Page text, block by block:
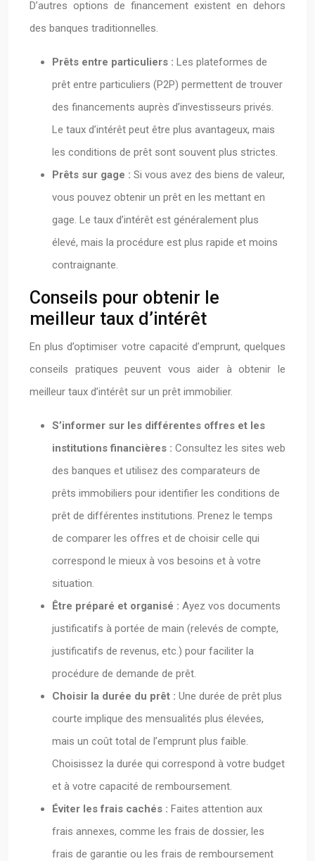
D’autres options de financement existent en dehors
des banques traditionnelles.
Prêts entre particuliers : Les plateformes de
prêt entre particuliers (P2P) permettent de trouver
des financements auprès d’investisseurs privés.
Le taux d’intérêt peut être plus avantageux, mais
les conditions de prêt sont souvent plus strictes.
Prêts sur gage : Si vous avez des biens de valeur,
vous pouvez obtenir un prêt en les mettant en
gage. Le taux d’intérêt est généralement plus
élevé, mais la procédure est plus rapide et moins
contraignante.
Conseils pour obtenir le
meilleur taux d’intérêt
En plus d’optimiser votre capacité d’emprunt, quelques
conseils pratiques peuvent vous aider à obtenir le
meilleur taux d’intérêt sur un prêt immobilier.
S’informer sur les différentes offres et les
institutions financières : Consultez les sites web
des banques et utilisez des comparateurs de
prêts immobiliers pour identifier les conditions de
prêt de différentes institutions. Prenez le temps
de comparer les offres et de choisir celle qui
correspond le mieux à vos besoins et à votre
situation.
Être préparé et organisé : Ayez vos documents
justificatifs à portée de main (relevés de compte,
justificatifs de revenus, etc.) pour faciliter la
procédure de demande de prêt.
Choisir la durée du prêt : Une durée de prêt plus
courte implique des mensualités plus élevées,
mais un coût total de l’emprunt plus faible.
Choisissez la durée qui correspond à votre budget
et à votre capacité de remboursement.
Éviter les frais cachés : Faites attention aux
frais annexes, comme les frais de dossier, les
frais de garantie ou les frais de remboursement